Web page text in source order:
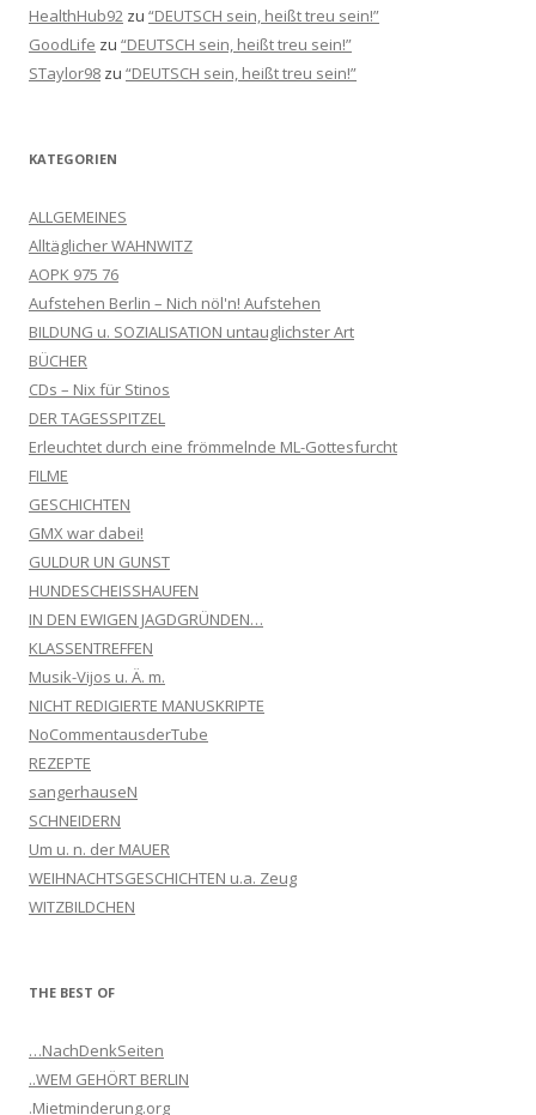
HealthHub92 zu “DEUTSCH sein, heißt treu sein!”
GoodLife zu “DEUTSCH sein, heißt treu sein!”
STaylor98 zu “DEUTSCH sein, heißt treu sein!”
KATEGORIEN
ALLGEMEINES
Alltäglicher WAHNWITZ
AOPK 975 76
Aufstehen Berlin – Nich nöl'n! Aufstehen
BILDUNG u. SOZIALISATION untauglichster Art
BÜCHER
CDs – Nix für Stinos
DER TAGESSPITZEL
Erleuchtet durch eine frömmelnde ML-Gottesfurcht
FILME
GESCHICHTEN
GMX war dabei!
GULDUR UN GUNST
HUNDESCHEISSHAUFEN
IN DEN EWIGEN JAGDGRÜNDEN…
KLASSENTREFFEN
Musik-Vijos u. Ä. m.
NICHT REDIGIERTE MANUSKRIPTE
NoCommentausderTube
REZEPTE
sangerhauseN
SCHNEIDERN
Um u. n. der MAUER
WEIHNACHTSGESCHICHTEN u.a. Zeug
WITZBILDCHEN
THE BEST OF
…NachDenkSeiten
..WEM GEHÖRT BERLIN
.Mietminderung.org